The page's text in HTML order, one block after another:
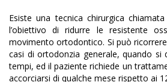
Esiste una tecnica chirurgica chiamata
l’obiettivo di ridurre le resistente
movimento ortodontico. Si può
casi di ortodonzia generale, quando si
tempi, ed il paziente richiede un
accorciarsi di qualche mese rispetto ai